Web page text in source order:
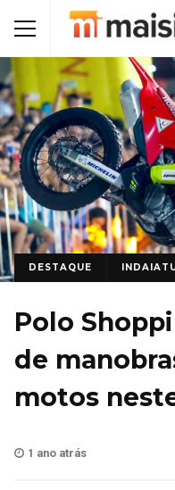
DESTAQUE
Polo
de
motos
1 ano atrás